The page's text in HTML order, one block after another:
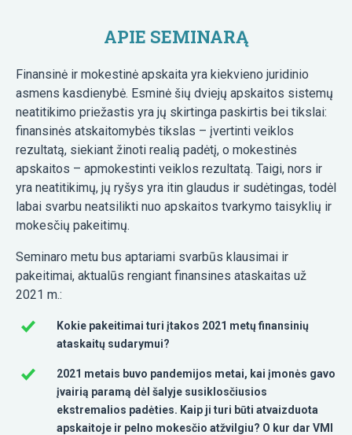
APIE SEMINARĄ
Finansinė ir mokestinė apskaita yra kiekvieno juridinio
asmens kasdienybė. Esminė šių dviejų apskaitos sistemų
neatitikimo priežastis yra jų skirtinga paskirtis bei tikslai:
finansinės atskaitomybės tikslas – įvertinti veiklos
rezultatą, siekiant žinoti realią padėtį, o mokestinės
apskaitos – apmokestinti veiklos rezultatą. Taigi, nors ir
yra neatitikimų, jų ryšys yra itin glaudus ir sudėtingas, todėl
labai svarbu neatsilikti nuo apskaitos tvarkymo taisyklių ir
mokesčių pakeitimų.
Seminaro metu bus aptariami svarbūs klausimai ir
pakeitimai, aktualūs rengiant finansines ataskaitas už
2021 m.:
Kokie pakeitimai turi įtakos 2021 metų finansinių
ataskaitų sudarymui?
2021 metais buvo pandemijos metai, kai įmonės gavo
įvairią paramą dėl šalyje susiklosčiusios
ekstremalios padėties. Kaip ji turi būti atvaizduota
apskaitoje ir pelno mokesčio atžvilgiu? O kur dar VMI